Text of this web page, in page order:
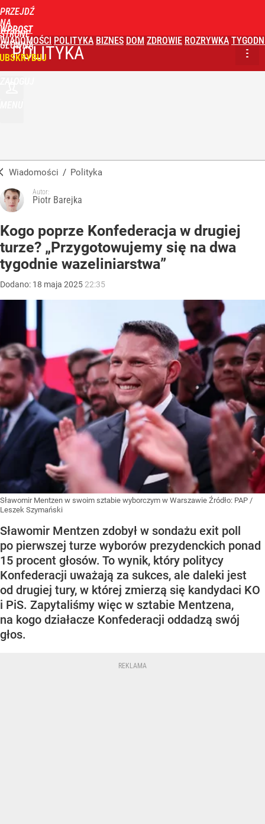
PRZEJDŹ
NA
STRONĘ
GŁÓWNĄ
WPROST
WIADOMOŚCI POLITYKA BIZNES DOM ZDROWIE ROZRYWKA
POLITYKA
Wiadomości / Polityka
Autor:
Piotr Barejka
Kogo poprze Konfederacja w drugiej
turze? „Przygotowujemy się na dwa
tygodnie wazeliniarstwa”
Dodano: 18 maja 2025 22:35
Sławomir Mentzen w swoim sztabie wyborczym w Warszawie Źródło: PAP /
Leszek Szymański
Sławomir Mentzen zdobył w sondażu exit poll
po pierwszej turze wyborów prezydenckich ponad
15 procent głosów. To wynik, który politycy
Konfederacji uważają za sukces, ale daleki jest
od drugiej tury, w której zmierzą się kandydaci KO
i PiS. Zapytaliśmy więc w sztabie Mentzena,
na kogo działacze Konfederacji oddadzą swój
głos.